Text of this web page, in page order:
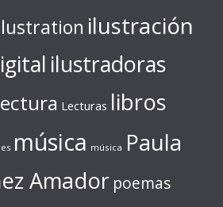
ilustración
ilustradoras
Lecturas libros
música música Paula
Amador poemas